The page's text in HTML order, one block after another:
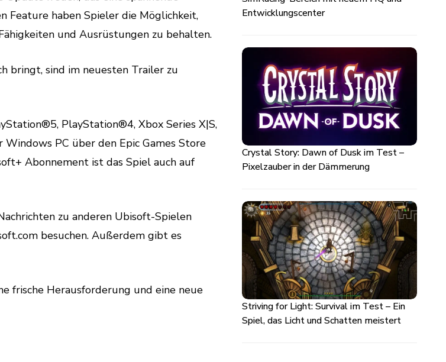
Feature haben Spieler die Möglichkeit,
und Ausrüstungen zu behalten.
bringt, sind im neuesten Trailer zu
PlayStation®4, Xbox Series X|S,
Windows PC über den Epic Games Store
Abonnement ist das Spiel auch auf
zu anderen Ubisoft-Spielen
besuchen. Außerdem gibt es
frische Herausforderung und eine neue
Entwicklungscenter
Crystal Story: Dawn of Dusk im Test –
Pixelzauber in der Dämmerung
Striving for Light: Survival im Test – Ein
Spiel, das Licht und Schatten meistert